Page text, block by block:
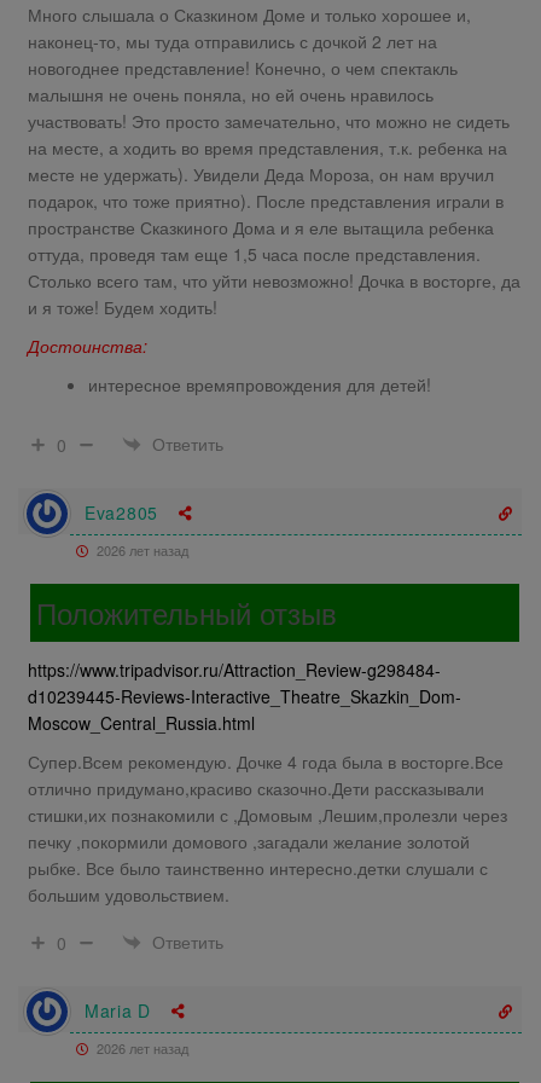
Много слышала о Сказкином Доме и только хорошее и,
наконец-то, мы туда отправились с дочкой 2 лет на
новогоднее представление! Конечно, о чем спектакль
малышня не очень поняла, но ей очень нравилось
участвовать! Это просто замечательно, что можно не сидеть
на месте, а ходить во время представления, т.к. ребенка на
месте не удержать). Увидели Деда Мороза, он нам вручил
подарок, что тоже приятно). После представления играли в
пространстве Сказкиного Дома и я еле вытащила ребенка
оттуда, проведя там еще 1,5 часа после представления.
Столько всего там, что уйти невозможно! Дочка в восторге, да
и я тоже! Будем ходить!
Достоинства:
интересное времяпровождения для детей!
0 Ответить
Eva2805
2026 лет назад
Положительный отзыв
https://www.tripadvisor.ru/Attraction_Review-g298484-
d10239445-Reviews-Interactive_Theatre_Skazkin_Dom-
Moscow_Central_Russia.html
Супер.Всем рекомендую. Дочке 4 года была в восторге.Все
отлично придумано,красиво сказочно.Дети рассказывали
стишки,их познакомили с ,Домовым ,Лешим,пролезли через
печку ,покормили домового ,загадали желание золотой
рыбке. Все было таинственно интересно.детки слушали с
большим удовольствием.
0
Ответить
Maria D
2026 лет назад